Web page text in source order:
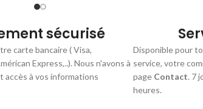
sécurisé
carte bancaire ( Visa,
Express,..). Nous n'avons à
accès à vos informations
Disponible pour
service, votre
page Contact. 7
heures.